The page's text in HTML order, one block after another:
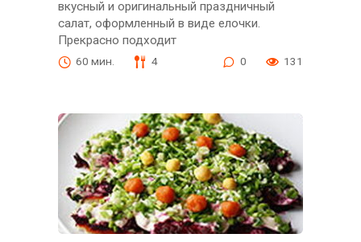
вкусный и оригинальный праздничный
салат, оформленный в виде елочки.
Прекрасно подходит
60 мин. 4 0 131